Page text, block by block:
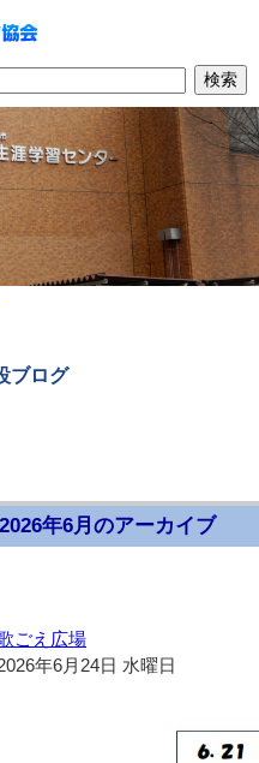
ブログ
2026年6月のアーカイブ
ごえ広場
年6月24日 水曜日